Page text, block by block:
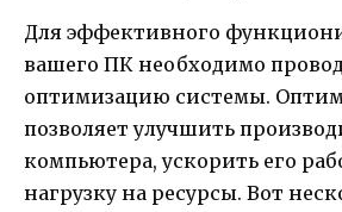
Для эффективного
вашего ПК необходимо
оптимизацию системы.
позволяет улучшить
компьютера, ускорить его
нагрузку на ресурсы. Вот